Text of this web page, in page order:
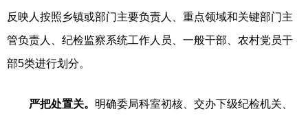
反映人按照乡镇或部门主要负责人、重点领域和关键部门主
管负责人、纪检监察系统工作人员、一般干部、农村党员干
部5类进行划分。
严把处置关。 明确委局科室初核、交办下级纪检机关、